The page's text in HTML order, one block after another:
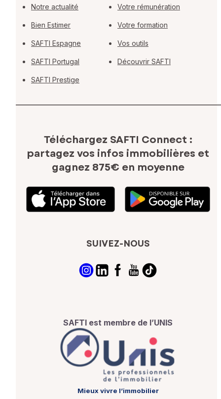
Notre actualité
Bien Estimer
SAFTI Espagne
SAFTI Portugal
SAFTI Prestige
Votre rémunération
Votre formation
Vos outils
Découvrir SAFTI
Téléchargez SAFTI Connect :
partagez vos infos immobilières et
gagnez 875€ en moyenne
SUIVEZ-NOUS
SAFTI est membre de l’UNIS
Mieux vivre l’immobilier